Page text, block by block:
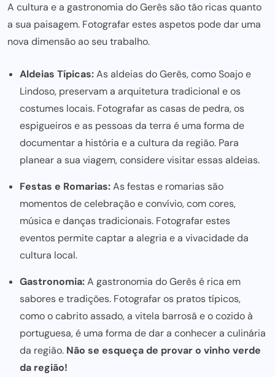
A cultura e a gastronomia do Gerêssão tão ricas quanto
a sua paisagem. Fotografar estes aspetos pode dar uma
nova dimensão ao seu trabalho.
Aldeias Típicas:As aldeias do Gerês, como Soajo e
Lindoso, preservam a arquitetura tradicional e os
costumes locais. Fotografar as casas de pedra, os
espigueiros e as pessoas da terra é uma forma de
documentar a história e a cultura da região. Para
planear a sua viagem, considere visitar essas aldeias.
Festas e Romarias:As festas e romarias são
momentos de celebração e convívio, com cores,
música e danças tradicionais. Fotografar estes
eventos permite captar a alegria e a vivacidade da
cultura local.
Gastronomia:A gastronomia do Gerês é rica em
sabores e tradições. Fotografar os pratos típicos,
como o cabrito assado, a vitela barrosã e o cozido à
portuguesa, é uma forma de dar a conhecer a culinária
da região. Não se esqueça de provar o vinho verde
da região!